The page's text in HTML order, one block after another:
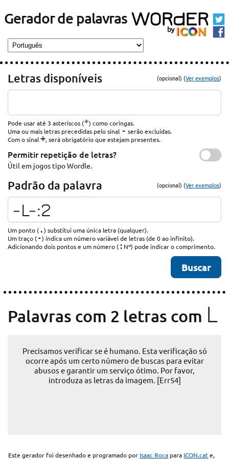
Gerador de palavras
Letras disponíveis (opcional) (Ver exemplos)
Pode usar até 3 asteriscos (*) como coringas.
Uma ou mais letras precedidas pelo sinal - serão excluídas.
Com o sinal+, será obrigatório que estejam presentes.
Permitir repetição de letras?
Útil em jogos tipo Wordle.
Padrão da palavra (opcional) (Ver exemplos)
Um ponto (.) substitui uma única letra (qualquer).
Um traço (-) indica um número variável de letras (de 0 ao infinito).
Adicionando dois pontos e um número (: Nº) pode indicar o comprimento.
Palavras com 2 letras com L
Precisamos verificar se é humano. Esta verificação só
ocorre após um certo número de buscas para evitar
abusos e garantir um serviço ótimo. Por favor,
introduza as letras da imagem. [Err54]
Este gerador foi desenhado e programado por Isaac Roca para ICON.cate,